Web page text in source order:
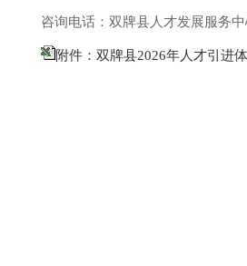
咨询电话：双牌县人才发展服务中
附件：双牌县2026年人才引进